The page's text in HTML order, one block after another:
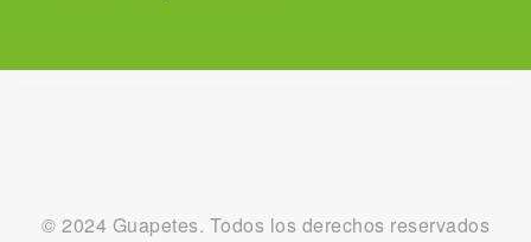
© 2024 Guapetes. Todos los derechos reservados